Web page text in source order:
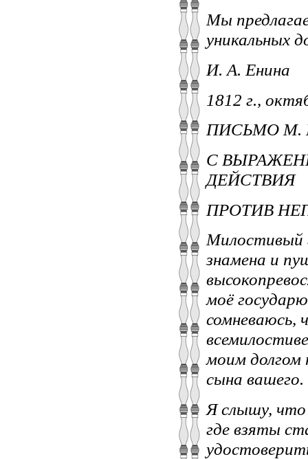
Мы
уникальных
И. А. Енина
1812 г.,
ПИСЬМО М.
С
ДЕЙСТВИЯ
ПРОТИВ
Милостивый
знамена и
моё
сомневаюсь,
моим долгом
сына вашего.
Я слышу, что
где взяты